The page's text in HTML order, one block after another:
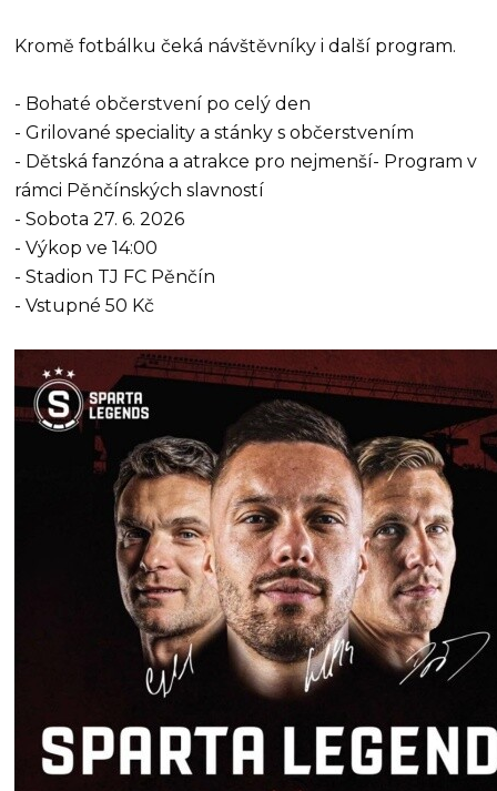
Kromě fotbálku čeká návštěvníky i další program.
- Bohaté občerstvení po celý den
- Grilované speciality a stánky s občerstvením
- Dětská fanzóna a atrakce pro nejmenší- Program v
rámci Pěnčínských slavností
- Sobota 27. 6. 2026
- Výkop ve 14:00
- Stadion TJ FC Pěnčín
- Vstupné 50 Kč